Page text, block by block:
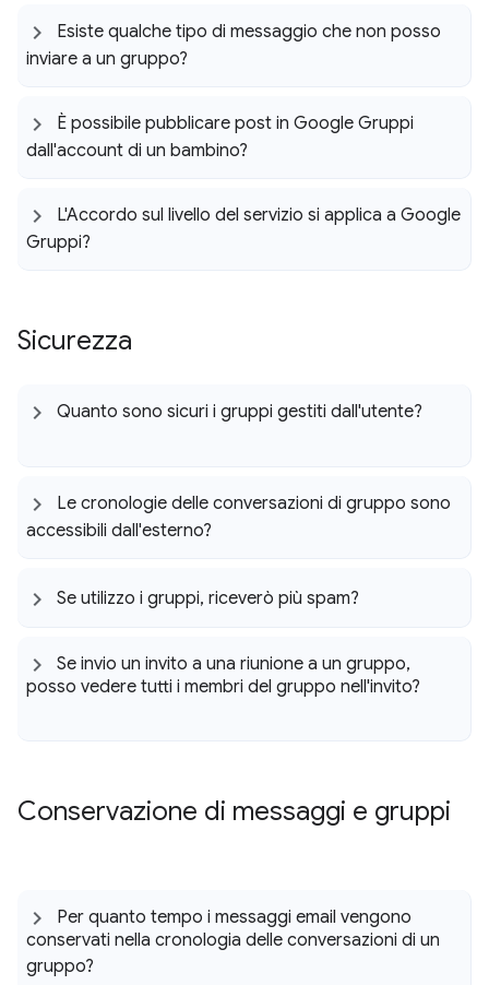
Esiste qualche tipo di messaggio che non posso
inviare a un gruppo?
È possibile pubblicare post in Google Gruppi
dall'account di un bambino?
L'Accordo sul livello del servizio si applica a Google
Gruppi?
Sicurezza
Quanto sono sicuri i gruppi gestiti dall'utente?
Le cronologie delle conversazioni di gruppo sono
accessibili dall'esterno?
Se utilizzo i gruppi, riceverò più spam?
Se invio un invito a una riunione a un gruppo,
posso vedere tutti i membri del gruppo nell'invito?
Conservazione di messaggi e gruppi
Per quanto tempo i messaggi email vengono
conservati nella cronologia delle conversazioni di un
gruppo?